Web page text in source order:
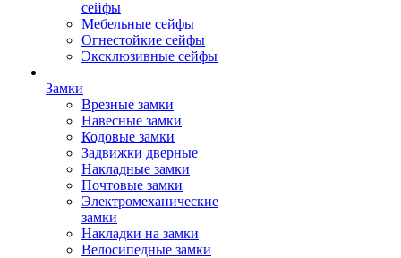
сейфы
Мебельные сейфы
Огнестойкие сейфы
Эксклюзивные сейфы
Замки
Врезные замки
Навесные замки
Кодовые замки
Задвижки дверные
Накладные замки
Почтовые замки
Электромеханические
замки
Накладки на замки
Велосипедные замки